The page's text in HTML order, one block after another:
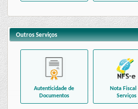
Outros Serviços
Autenticidade de
Documentos
Nota Fiscal
Serviços